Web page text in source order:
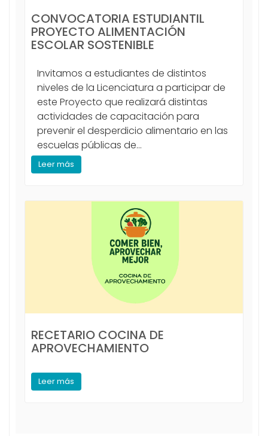
CONVOCATORIA ESTUDIANTIL
PROYECTO ALIMENTACIÓN
ESCOLAR SOSTENIBLE
Invitamos a estudiantes de distintos
niveles de la Licenciatura a participar de
este Proyecto que realizará distintas
actividades de capacitación para
prevenir el desperdicio alimentario en las
escuelas públicas de...
Leer más
RECETARIO COCINA DE
APROVECHAMIENTO
Leer más